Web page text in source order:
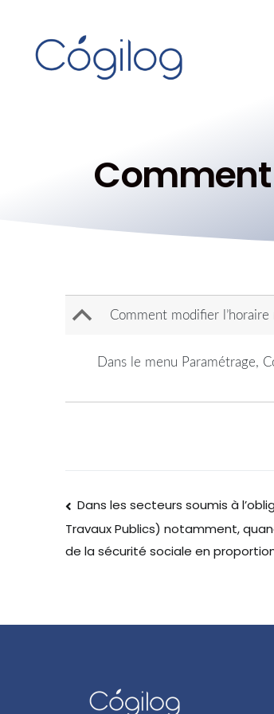
Comment
B Comment modifier l’horaire
Dans le menu Paramétrage,
Dans les secteurs soumis à
Travaux Publics) notamment,
de la sécurité sociale en